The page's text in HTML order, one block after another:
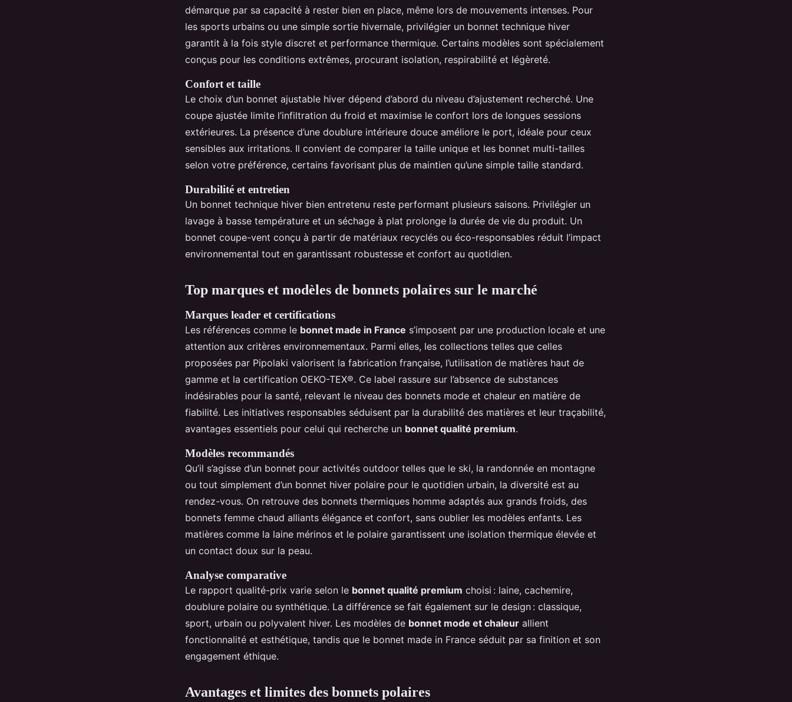
démarque par sa capacité à rester bien en place, même lors de mouvements intenses. Pour
les sports urbains ou une simple sortie hivernale, privilégier un bonnet technique hiver
garantit à la fois style discret et performance thermique. Certains modèles sont spécialement
conçus pour les conditions extrêmes, procurant isolation, respirabilité et légèreté.
Confort et taille
Le choix d’un bonnet ajustable hiver dépend d’abord du niveau d’ajustement recherché. Une
coupe ajustée limite l’infiltration du froid et maximise le confort lors de longues sessions
extérieures. La présence d’une doublure intérieure douce améliore le port, idéale pour ceux
sensibles aux irritations. Il convient de comparer la taille unique et les bonnet multi-tailles
selon votre préférence, certains favorisant plus de maintien qu’une simple taille standard.
Durabilité et entretien
Un bonnet technique hiver bien entretenu reste performant plusieurs saisons. Privilégier un
lavage à basse température et un séchage à plat prolonge la durée de vie du produit. Un
bonnet coupe-vent conçu à partir de matériaux recyclés ou éco-responsables réduit l’impact
environnemental tout en garantissant robustesse et confort au quotidien.
Top marques et modèles de bonnets polaires sur le marché
Marques leader et certifications
Les références comme le bonnet made in France s’imposent par une production locale et une
attention aux critères environnementaux. Parmi elles, les collections telles que celles
proposées par Pipolaki valorisent la fabrication française, l’utilisation de matières haut de
gamme et la certification OEKO-TEX®. Ce label rassure sur l’absence de substances
indésirables pour la santé, relevant le niveau des bonnets mode et chaleur en matière de
fiabilité. Les initiatives responsables séduisent par la durabilité des matières et leur traçabilité,
avantages essentiels pour celui qui recherche un bonnet qualité premium.
Modèles recommandés
Qu’il s’agisse d’un bonnet pour activités outdoor telles que le ski, la randonnée en montagne
ou tout simplement d’un bonnet hiver polaire pour le quotidien urbain, la diversité est au
rendez-vous. On retrouve des bonnets thermiques homme adaptés aux grands froids, des
bonnets femme chaud alliants élégance et confort, sans oublier les modèles enfants. Les
matières comme la laine mérinos et le polaire garantissent une isolation thermique élevée et
un contact doux sur la peau.
Analyse comparative
Le rapport qualité-prix varie selon le bonnet qualité premium choisi : laine, cachemire,
doublure polaire ou synthétique. La différence se fait également sur le design : classique,
sport, urbain ou polyvalent hiver. Les modèles de bonnet mode et chaleur allient
fonctionnalité et esthétique, tandis que le bonnet made in France séduit par sa finition et son
engagement éthique.
Avantages et limites des bonnets polaires